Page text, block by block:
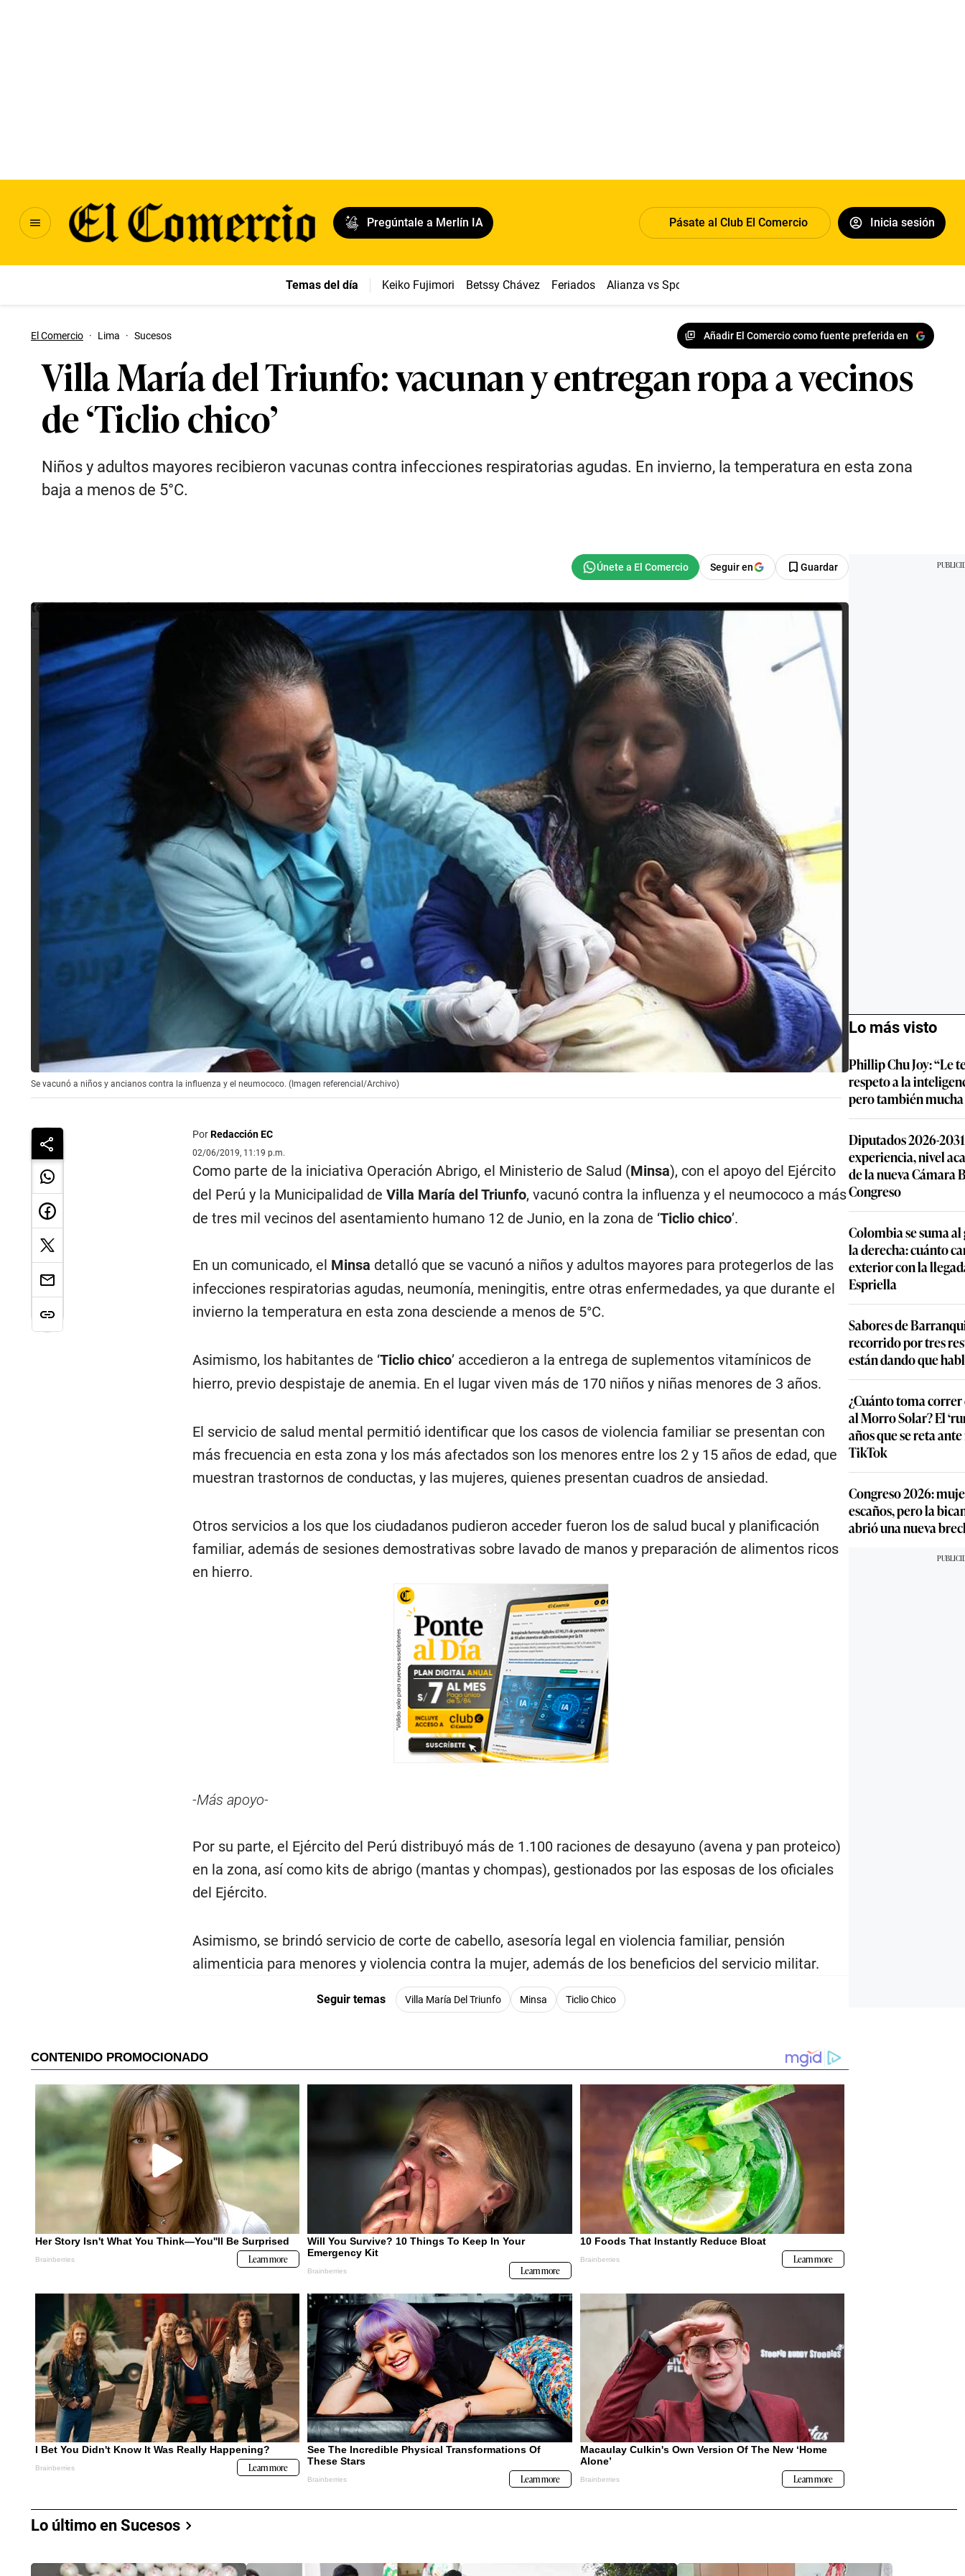
Pregúntale a Merlín IA Pásate al Club El Comercio Inicia sesión
Temas del día Keiko Fujimori Betssy Chávez Feriados Alianza vs Sport Boys
El Comercio · Lima · Sucesos Añadir El Comercio como fuente preferida en
Villa María del Triunfo: vacunan y entregan ropa a vecinos
de ‘Ticlio chico’
Niños y adultos mayores recibieron vacunas contra infecciones respiratorias agudas. En invierno, la temperatura en esta zona
baja a menos de 5°C.
Seguir en Guardar
Se vacunó a niños y ancianos contra la influenza y el neumococo. (Imagen referencial/Archivo)
PorRedacción EC
02/06/2019, 11:19 p.m.
Como parte de la iniciativa Operación Abrigo, el Ministerio de Salud (Minsa), con el apoyo del Ejército
del Perú y la Municipalidad de Villa María del Triunfo, vacunó contra la influenza y el neumococo a más
de tres mil vecinos del asentamiento humano 12 de Junio, en la zona de ‘Ticlio chico’.
En un comunicado, el Minsa detalló que se vacunó a niños y adultos mayores para protegerlos de las
infecciones respiratorias agudas, neumonía, meningitis, entre otras enfermedades, ya que durante el
invierno la temperatura en esta zona desciende a menos de 5°C.
Asimismo, los habitantes de ‘Ticlio chico’ accedieron a la entrega de suplementos vitamínicos de
hierro, previo despistaje de anemia. En el lugar viven más de 170 niños y niñas menores de 3 años.
El servicio de salud mental permitió identificar que los casos de violencia familiar se presentan con
más frecuencia en esta zona y los más afectados son los menores entre los 2 y 15 años de edad, que
muestran trastornos de conductas, y las mujeres, quienes presentan cuadros de ansiedad.
Otros servicios a los que los ciudadanos pudieron acceder fueron los de salud bucal y planificación
familiar, además de sesiones demostrativas sobre lavado de manos y preparación de alimentos ricos
en hierro.
-Más apoyo-
Por su parte, el Ejército del Perú distribuyó más de 1.100 raciones de desayuno (avena y pan proteico)
en la zona, así como kits de abrigo (mantas y chompas), gestionados por las esposas de los oficiales
del Ejército.
Asimismo, se brindó servicio de corte de cabello, asesoría legal en violencia familiar, pensión
alimenticia para menores y violencia contra la mujer, además de los beneficios del servicio militar.
Seguir temas Villa María Del Triunfo Minsa Ticlio Chico
Lo más visto
Phillip Chu Joy: “Le
respeto a la
pero también
Diputados 2026-
experiencia, nivel
de la nueva Cámara
Congreso
Colombia se suma
la derecha: cuánto
exterior con la
Espriella
Sabores de
recorrido por tres
están dando que
¿Cuánto toma
al Morro Solar? El
años que se reta
TikTok
Congreso 2026:
escaños, pero la
abrió una nueva
Lo último en Sucesos